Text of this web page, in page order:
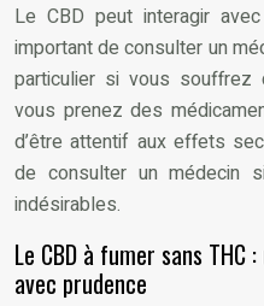
Le CBD peut interagir
important de consulter un
particulier si vous
vous prenez des
d’être attentif aux effets
de consulter un médecin
indésirables.
Le CBD à fumer sans
avec prudence